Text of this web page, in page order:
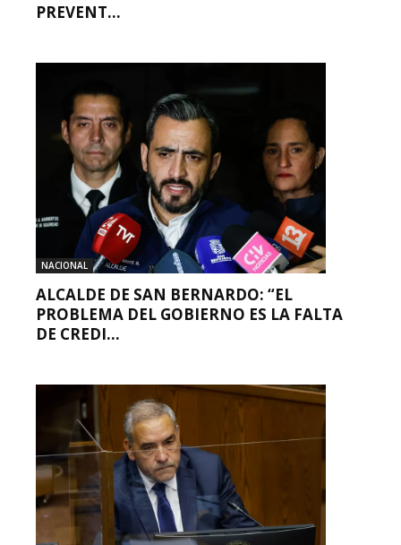
PREVENT...
NACIONAL
ALCALDE DE SAN BERNARDO: “EL
PROBLEMA DEL GOBIERNO ES LA FALTA
DE CREDI...